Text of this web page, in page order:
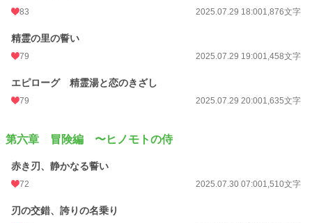
83 2025.07.29 18:001,876文字
精霊の里の誓い
79 2025.07.29 19:001,458文字
エピローグ 精霊湯と恋のきざし
79 2025.07.29 20:001,635文字
第六章 冒険編 〜ヒノモトの侍
赤き刃、静かなる誓い
72 2025.07.30 07:001,510文字
刃の交錯、誇りの名乗り